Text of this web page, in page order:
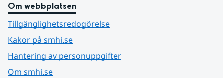
Om webbplatsen
Tillgänglighetsredogörelse
Kakor på smhi.se
Hantering av personuppgifter
Om smhi.se